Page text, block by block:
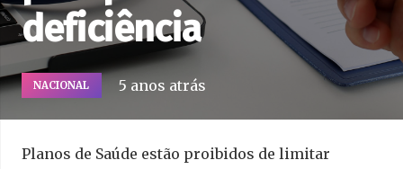
deficiência
NACIONAL 5 anos atrás
Planos de Saúde estão proibidos de limitar